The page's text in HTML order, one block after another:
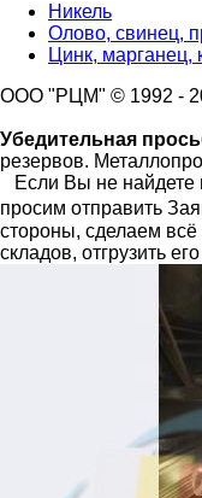
Никель
Олово, свинец,
Цинк, марганец,
ООО "РЦМ" © 1992 -
Убедительная
резервов.
Если Вы не найдете
просим отправить
стороны, сделаем
складов, отгрузить